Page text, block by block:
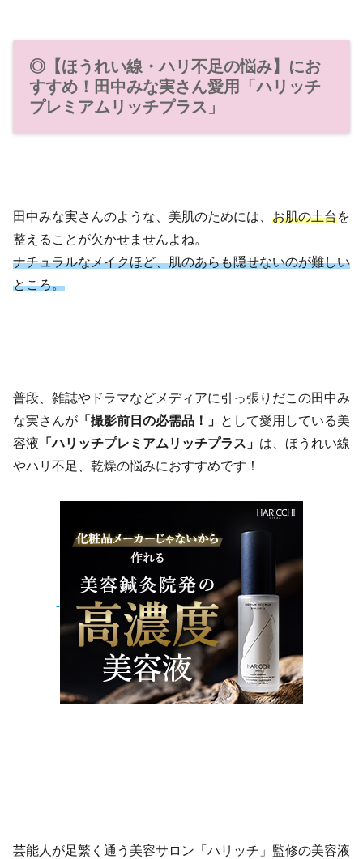
◎【ほうれい線・ハリ不足の悩み】にお
すすめ！田中みな実さん愛用「ハリッチ
プレミアムリッチプラス」
田中みな実さんのような、美肌のためには、 お肌の土台を
整えることが欠かせませんよね。
ナチュラルなメイクほど、肌のあらも隠せないのが難しい
ところ。
普段、雑誌やドラマなどメディアに引っ張りだこの田中み
な実さんが 「撮影前日の必需品！」 として愛用している美
容液 「ハリッチプレミアムリッチプラス」 は、ほうれい線
やハリ不足、乾燥の悩みにおすすめです！
芸能人が足繁く通う美容サロン「ハリッチ」監修の美容液